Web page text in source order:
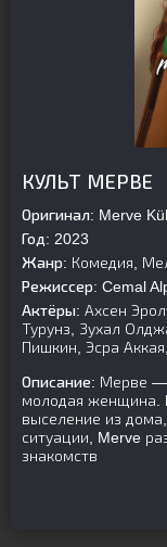
КУЛЬТ МЕРВЕ
Оригинал: Merve
Год: 2023
Жанр: Комедия,
Режиссер: Cemal
Актёры: Ахсен
Турунз, Зухал
Пишкин, Эсра
Описание: Мерве —
молодая женщина.
выселение из
ситуации, Merve
знакомств